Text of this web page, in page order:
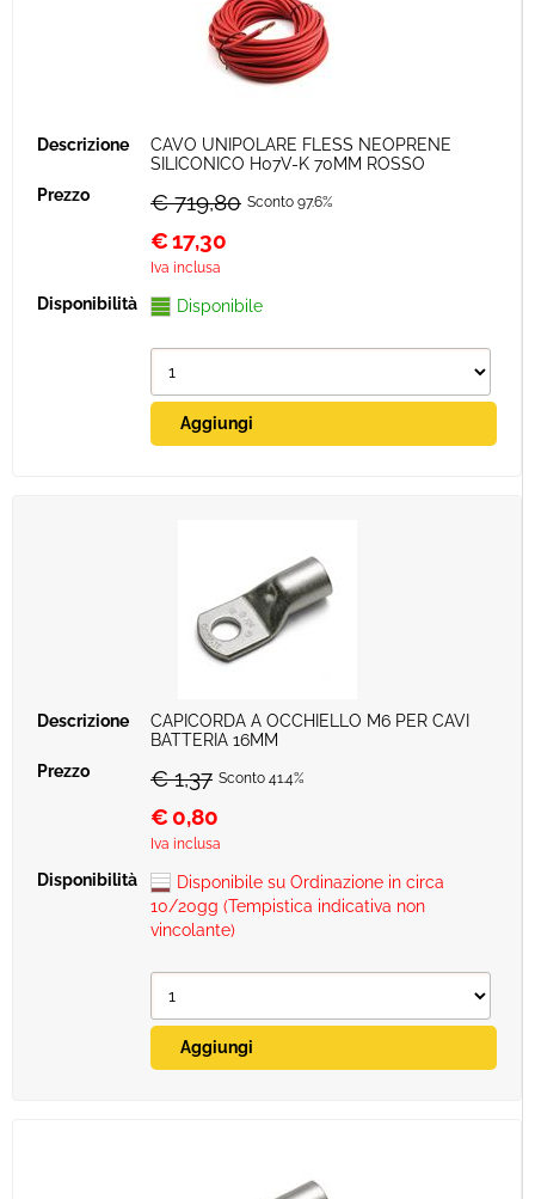
CAVO UNIPOLARE FLESS NEOPRENE
SILICONICO H07V-K 70MM ROSSO
€ 719,80 Sconto 97.6%
€17,30
Iva inclusa
Disponibile
CAPICORDA A OCCHIELLO M6 PER CAVI
BATTERIA 16MM
€ 1,37 Sconto 41.4%
€ 0,80
Iva inclusa
Disponibile su Ordinazione in circa
10/20gg (Tempistica indicativa non
vincolante)